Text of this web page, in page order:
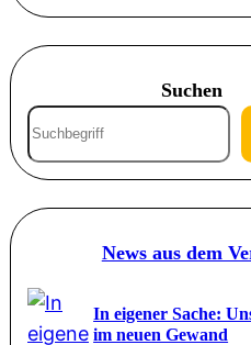
Suchen
S
u
c
h
News aus dem
In eigener Sache:
im neuen Gewand